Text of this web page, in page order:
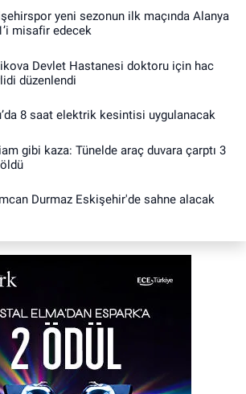
yeni sezonun ilk maçında Alanya
misafir edecek
Devlet Hastanesi doktoru için hac
düzenlendi
8 saat elektrik kesintisi uygulanacak
gibi kaza: Tünelde araç duvara çarptı 3
Durmaz Eskişehir'de sahne alacak